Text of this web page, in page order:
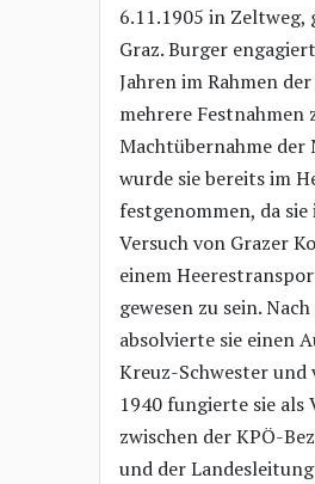
6.11.1905 in Zeltweg,
Graz. Burger
Jahren im Rahmen
mehrere Festnahmen
Machtübernahme
wurde sie bereits im
festgenommen, da
Versuch von Grazer
einem
gewesen zu sein.
absolvierte sie einen
Kreuz-Schwester und
1940 fungierte sie als
zwischen der KPÖ-
und der